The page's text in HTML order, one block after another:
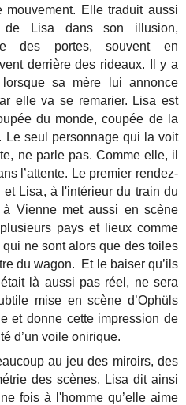
mouvement. Elle traduit aussi
de Lisa dans son illusion,
des portes, souvent en
derrière des rideaux. Il y a
sa mère lui annonce
elle va se remarier. Lisa est
du monde, coupée de la
Le seul personnage qui la voit
ne parle pas. Comme elle, il
l’attente. Le premier rendez-
Lisa, à l'intérieur du train du
Vienne met aussi en scène
pays et lieux comme
ne sont alors que des toiles
du wagon. Et le baiser qu’ils
là aussi pas réel, ne sera
mise en scène d’Ophüls
et donne cette impression de
d’un voile onirique.
au jeu des miroirs, des
des scènes. Lisa dit ainsi
fois à l'homme qu’elle aime